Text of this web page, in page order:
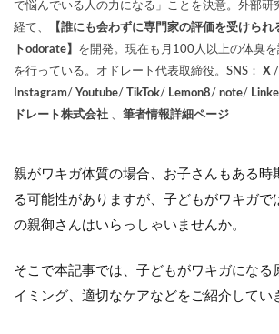
で悩んでいる人の力になる」ことを決意。外部研
経て、
【誰にも会わずに専門家の評価を受けら
トodorate】 を開発。現在も月100人以上の体臭
を行っている。オドレート代表取締役。SNS： X /
Instagram/ Youtube/ TikTok/ Lemon8/ note/
ドレート株式会社 、 筆者情報詳細ページ
親がワキガ体質の場合、お子さんもある時
る可能性がありますが、子どもがワキガで
の親御さんはいらっしゃいませんか。
そこで本記事では、子どもがワキガになる
イミング、適切なケアなどをご紹介してい